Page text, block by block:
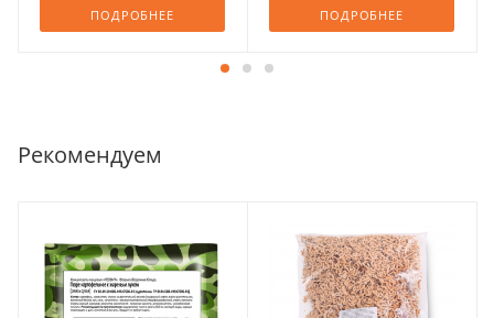
ПОДРОБНЕЕ ПОДРОБНЕЕ
Рекомендуем